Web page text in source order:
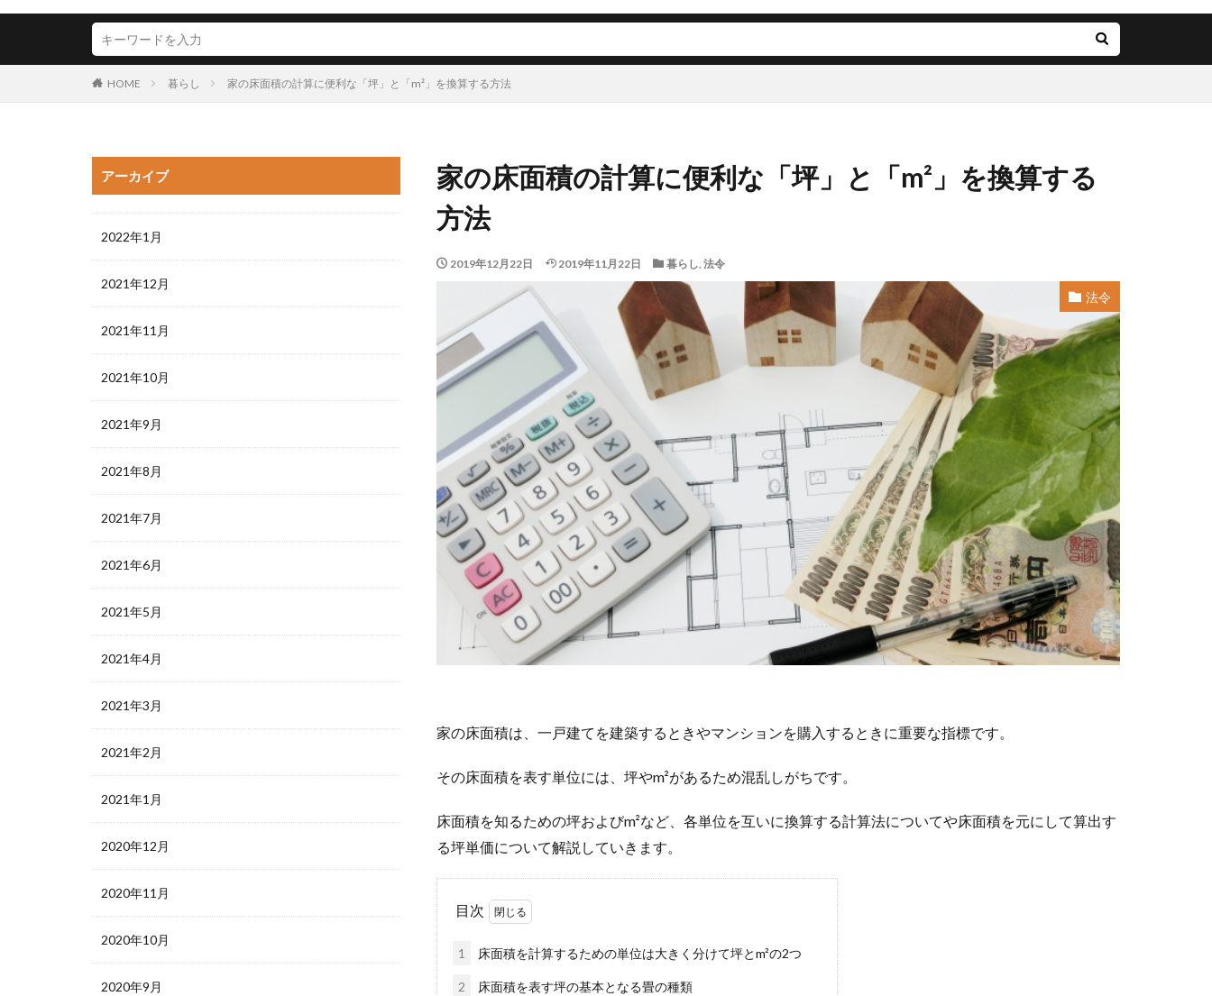
HOME 暮らし 家の床面積の計算に便利な「坪」と「m²」を換算する方法
家の床面積の計算に便利な「坪」と「m²」を換算する
方法
2019年12月22日 2019年11月22日 暮らし, 法令
法令
家の床面積は、一戸建てを建築するときやマンションを購入するときに重要な指標です。
その床面積を表す単位には、坪やm²があるため混乱しがちです。
床面積を知るための坪およびm²など、各単位を互いに換算する計算法についてや床面積を元にして算出す
る坪単価について解説していきます。
目次
1 床面積を計算するための単位は大きく分けて坪とm²の2つ
2 床面積を表す坪の基本となる畳の種類
アーカイブ
2022年1月
2021年12月
2021年11月
2021年10月
2021年9月
2021年8月
2021年7月
2021年6月
2021年5月
2021年4月
2021年3月
2021年2月
2021年1月
2020年12月
2020年11月
2020年10月
2020年9月